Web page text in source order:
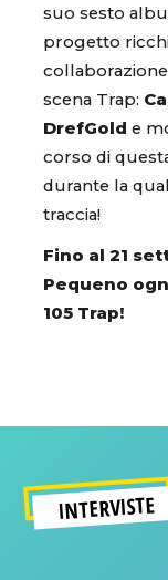
suo sesto
progetto
scena Trap:
DrefGold e
corso di
durante la
traccia!
Fino al 21
Pequeno
105 Trap!
INTERVISTE